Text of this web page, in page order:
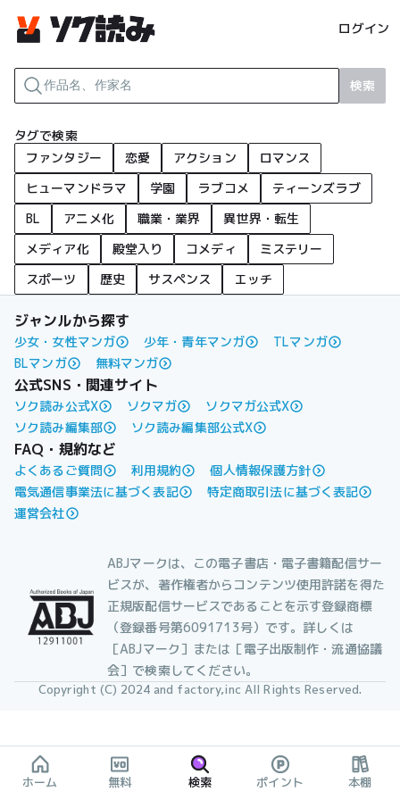
ログイン
検索
タグで検索
ファンタジー
恋愛 アクション
ロマンス
ヒューマンドラマ
学園 ラブコメ
ティーンズラブ
BL
アニメ化 職業・業界
異世界・転生
メディア化
殿堂入り コメディ
ミステリー
スポーツ
歴史 サスペンス エッチ
ジャンルから探す
少女・女性マンガ 少年・青年マンガ
TLマンガ
BLマンガ
無料マンガ
公式SNS・関連サイト
ソク読み公式X ソクマガ
ソクマガ公式X
ソク読み編集部
ソク読み編集部公式X
FAQ・規約など
よくあるご質問 利用規約
個人情報保護方針
電気通信事業法に基づく表記
特定商取引法に基づく表記
運営会社
ABJマークは、この電子書店・電子書籍配信サー
ビスが、著作権者からコンテンツ使用許諾を得た
正規版配信サービスであることを示す登録商標
（登録番号第6091713号）です。詳しくは
［ABJマーク］または［電子出版制作・流通協議
会］で検索してください。
Copyright (C) 2024 and factory,inc All Rights Reserved.
ホーム 無料 検索 ポイント 本棚